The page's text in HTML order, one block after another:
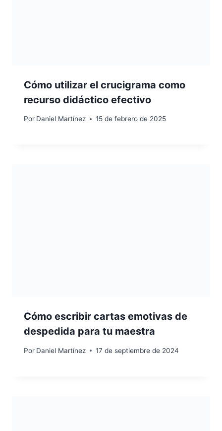
Cómo utilizar el crucigrama como
recurso didáctico efectivo
Por Daniel Martínez 15 de febrero de 2025
Cómo escribir cartas emotivas de
despedida para tu maestra
Por Daniel Martínez 17 de septiembre de 2024